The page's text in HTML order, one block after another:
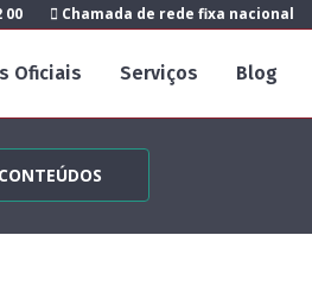
00 Chamada de rede fixa nacional
Oficiais Serviços Blog
CONTEÚDOS